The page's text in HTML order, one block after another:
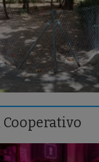
Cooperativo